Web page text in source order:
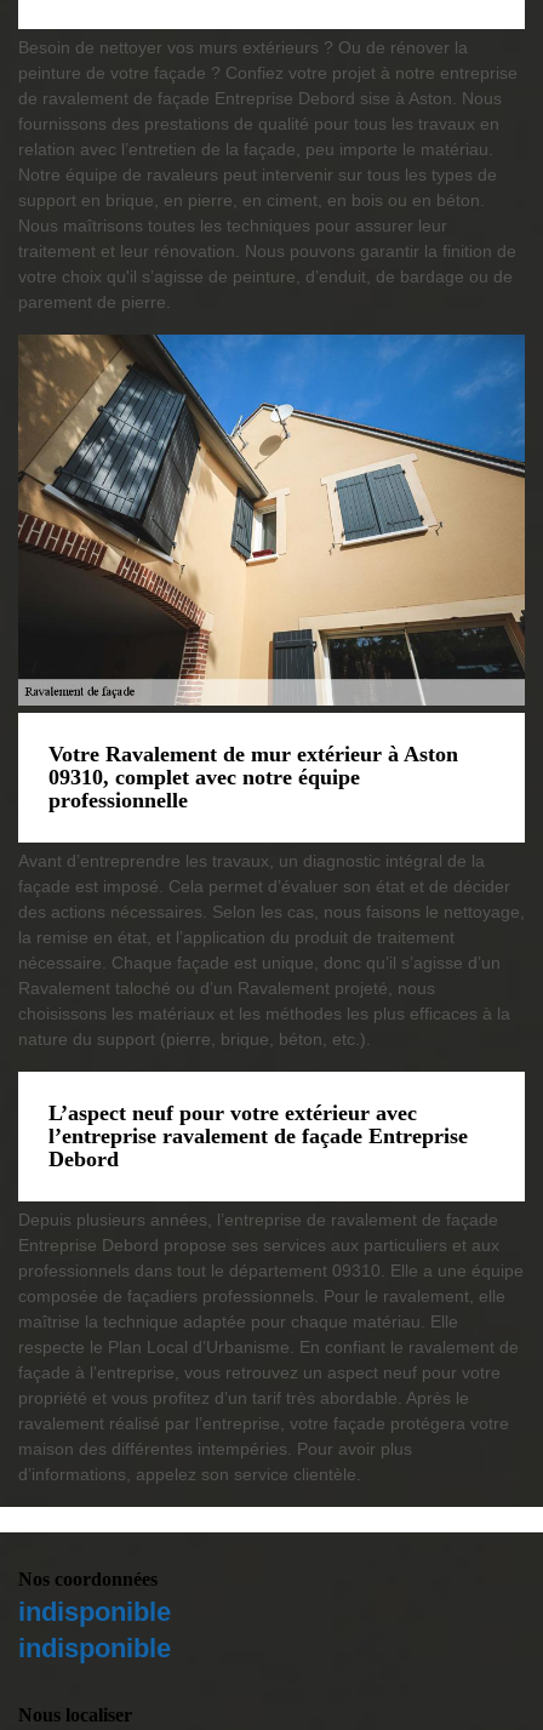
Besoin de nettoyer vos murs extérieurs ? Ou de rénover la
peinture de votre façade ? Confiez votre projet à notre entreprise
de ravalement de façade Entreprise Debord sise à Aston. Nous
fournissons des prestations de qualité pour tous les travaux en
relation avec l’entretien de la façade, peu importe le matériau.
Notre équipe de ravaleurs peut intervenir sur tous les types de
support en brique, en pierre, en ciment, en bois ou en béton.
Nous maîtrisons toutes les techniques pour assurer leur
traitement et leur rénovation. Nous pouvons garantir la finition de
votre choix qu'il s’agisse de peinture, d’enduit, de bardage ou de
parement de pierre.
Votre Ravalement de mur extérieur à Aston
09310, complet avec notre équipe
professionnelle
Avant d’entreprendre les travaux, un diagnostic intégral de la
façade est imposé. Cela permet d’évaluer son état et de décider
des actions nécessaires. Selon les cas, nous faisons le nettoyage,
la remise en état, et l’application du produit de traitement
nécessaire. Chaque façade est unique, donc qu’il s’agisse d’un
Ravalement taloché ou d’un Ravalement projeté, nous
choisissons les matériaux et les méthodes les plus efficaces à la
nature du support (pierre, brique, béton, etc.).
L’aspect neuf pour votre extérieur avec
l’entreprise ravalement de façade Entreprise
Debord
Depuis plusieurs années, l’entreprise de ravalement de façade
Entreprise Debord propose ses services aux particuliers et aux
professionnels dans tout le département 09310. Elle a une équipe
composée de façadiers professionnels. Pour le ravalement, elle
maîtrise la technique adaptée pour chaque matériau. Elle
respecte le Plan Local d’Urbanisme. En confiant le ravalement de
façade à l’entreprise, vous retrouvez un aspect neuf pour votre
propriété et vous profitez d’un tarif très abordable. Après le
ravalement réalisé par l’entreprise, votre façade protégera votre
maison des différentes intempéries. Pour avoir plus
d’informations, appelez son service clientèle.
Nos coordonnées
indisponible
indisponible
Nous localiser